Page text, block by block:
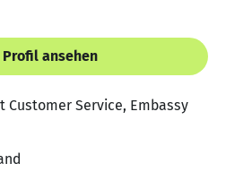
Profil ansehen
Customer Service, Embassy